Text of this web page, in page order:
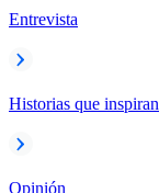
Entrevista
Historias que inspiran
Opinión